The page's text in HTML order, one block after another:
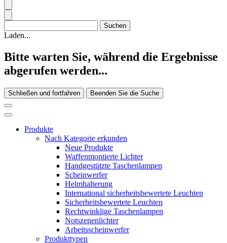
Laden...
Bitte warten Sie, während die Ergebnisse
abgerufen werden...
Schließen und fortfahren Beenden Sie die Suche
Produkte
Nach Kategorie erkunden
Neue Produkte
Waffenmontierte Lichter
Handgestützte Taschenlampen
Scheinwerfer
Helmhalterung
International sicherheitsbewertete Leuchten
Sicherheitsbewertete Leuchten
Rechtwinklige Taschenlampen
Notszenenlichter
Arbeitsscheinwerfer
Produkttypen